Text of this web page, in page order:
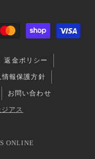
返金ポリシー
情報保護方針
お問い合わせ
アス
ONLINE